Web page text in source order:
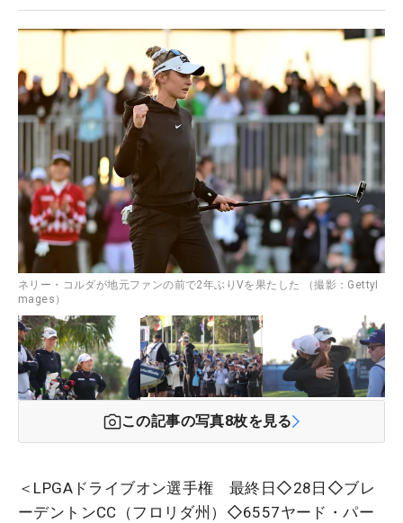
ネリー・コルダが地元ファンの前で2年ぶりVを果たした （撮影：GettyI
mages）
この記事の写真8枚を見る
＜LPGAドライブオン選手権 最終日◇28日◇ブレ
ーデントンCC（フロリダ州）◇6557ヤード・パー